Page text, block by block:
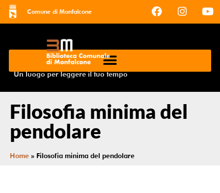
Comune di Monfalcone
Un luogo per leggere il tuo tempo
Filosofia minima del
pendolare
Home » Filosofia minima del pendolare